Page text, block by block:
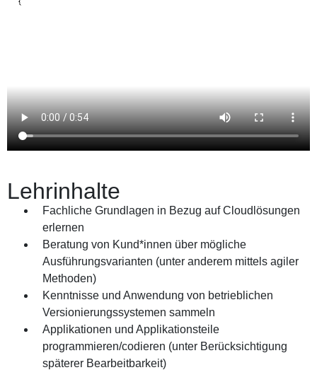
Lehrinhalte
Fachliche Grundlagen in Bezug auf Cloudlösungen
erlernen
Beratung von Kund*innen über mögliche
Ausführungsvarianten (unter anderem mittels agiler
Methoden)
Kenntnisse und Anwendung von betrieblichen
Versionierungssystemen sammeln
Applikationen und Applikationsteile
programmieren/codieren (unter Berücksichtigung
späterer Bearbeitbarkeit)